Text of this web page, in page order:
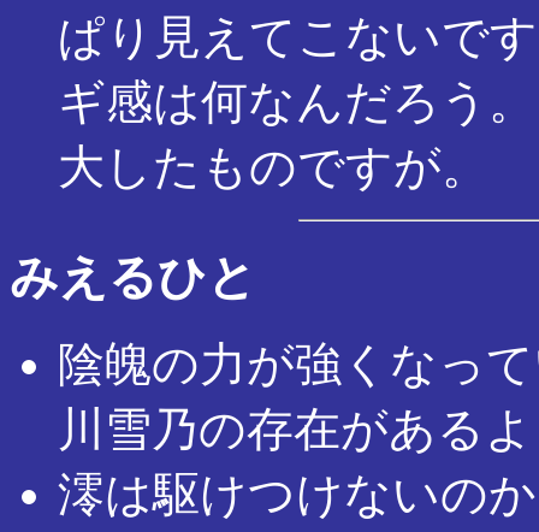
ぱり見えてこないで
ギ感は何なんだろう
大したものですが。
みえるひと
陰魄の力が強くなっ
川雪乃の存在がある
澪は駆けつけないの